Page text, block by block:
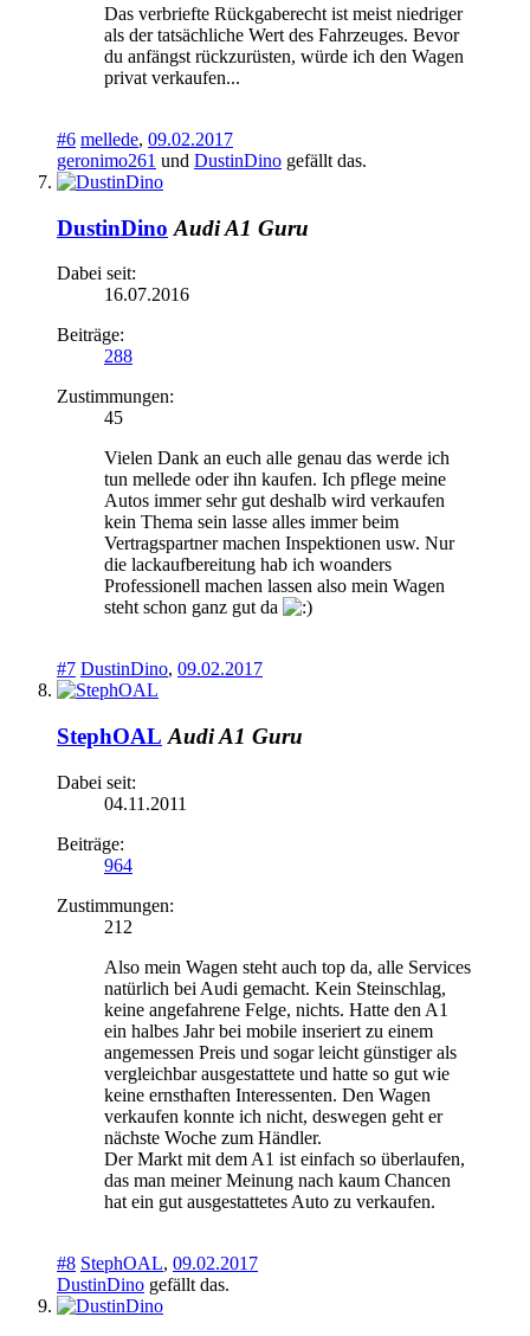
Das verbriefte Rückgaberecht ist meist niedriger
als der tatsächliche Wert des Fahrzeuges. Bevor
du anfängst rückzurüsten, würde ich den Wagen
privat verkaufen...
#6 mellede, 09.02.2017
geronimo261 und DustinDino gefällt das.
DustinDino Audi A1 Guru
Dabei seit:
16.07.2016
Beiträge:
288
Zustimmungen:
45
Vielen Dank an euch alle genau das werde ich
tun mellede oder ihn kaufen. Ich pflege meine
Autos immer sehr gut deshalb wird verkaufen
kein Thema sein lasse alles immer beim
Vertragspartner machen Inspektionen usw. Nur
die lackaufbereitung hab ich woanders
Professionell machen lassen also mein Wagen
steht schon ganz gut da
#7 DustinDino, 09.02.2017
StephOAL Audi A1 Guru
Dabei seit:
04.11.2011
Beiträge:
964
Zustimmungen:
212
Also mein Wagen steht auch top da, alle Services
natürlich bei Audi gemacht. Kein Steinschlag,
keine angefahrene Felge, nichts. Hatte den A1
ein halbes Jahr bei mobile inseriert zu einem
angemessen Preis und sogar leicht günstiger als
vergleichbar ausgestattete und hatte so gut wie
keine ernsthaften Interessenten. Den Wagen
verkaufen konnte ich nicht, deswegen geht er
nächste Woche zum Händler.
Der Markt mit dem A1 ist einfach so überlaufen,
das man meiner Meinung nach kaum Chancen
hat ein gut ausgestattetes Auto zu verkaufen.
#8 StephOAL, 09.02.2017
DustinDino gefällt das.